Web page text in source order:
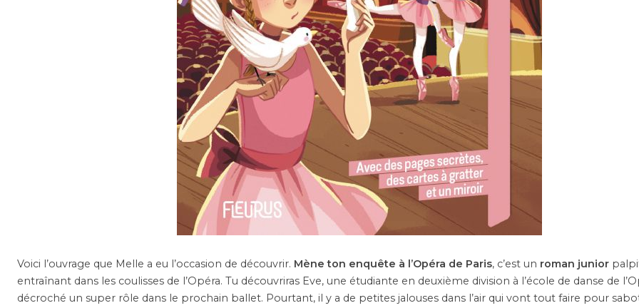
Voici l’ouvrage que Melle a eu l’occasion de découvrir. Mène ton enquête à l’Opéra de Paris, c’est un roman junior
entraînant dans les coulisses de l’Opéra. Tu découvriras Eve, une étudiante en deuxième division à l’école de danse de
décroché un super rôle dans le prochain ballet. Pourtant, il y a de petites jalouses dans l’air qui vont tout faire pour